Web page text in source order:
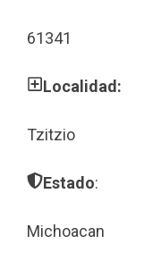
61341
Localidad:
Tzitzio
Estado:
Michoacan